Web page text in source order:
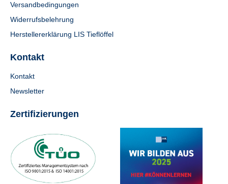
Versandbedingungen
Widerrufsbelehrung
Herstellererklärung LIS Tieflöffel
Kontakt
Kontakt
Newsletter
Zertifizierungen